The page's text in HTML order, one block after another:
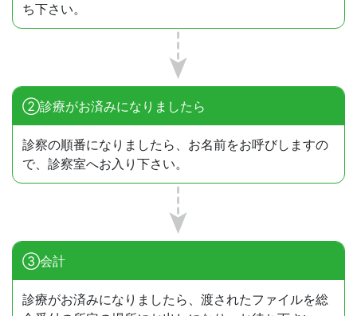
ち下さい。
②診療がお済みになりましたら
診察の順番になりましたら、お名前をお呼びしますの
で、診察室へお入り下さい。
③会計
診療がお済みになりましたら、渡されたファイルを総